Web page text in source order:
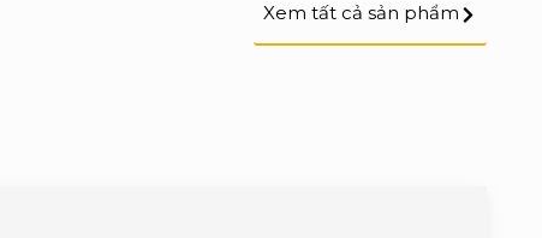
Xem tất cả sản phẩm